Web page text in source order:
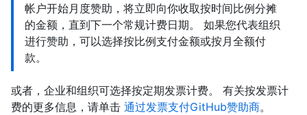
帐户开始月度赞助，将立即向你收取按时间比例分摊
的金额，直到下一个常规计费日期。 如果您代表组织
进行赞助，可以选择按比例支付金额或按月全额付
款。
或者，企业和组织可选择按定期发票计费。 有关按发票计
费的更多信息，请单击 通过发票支付GitHub赞助商。